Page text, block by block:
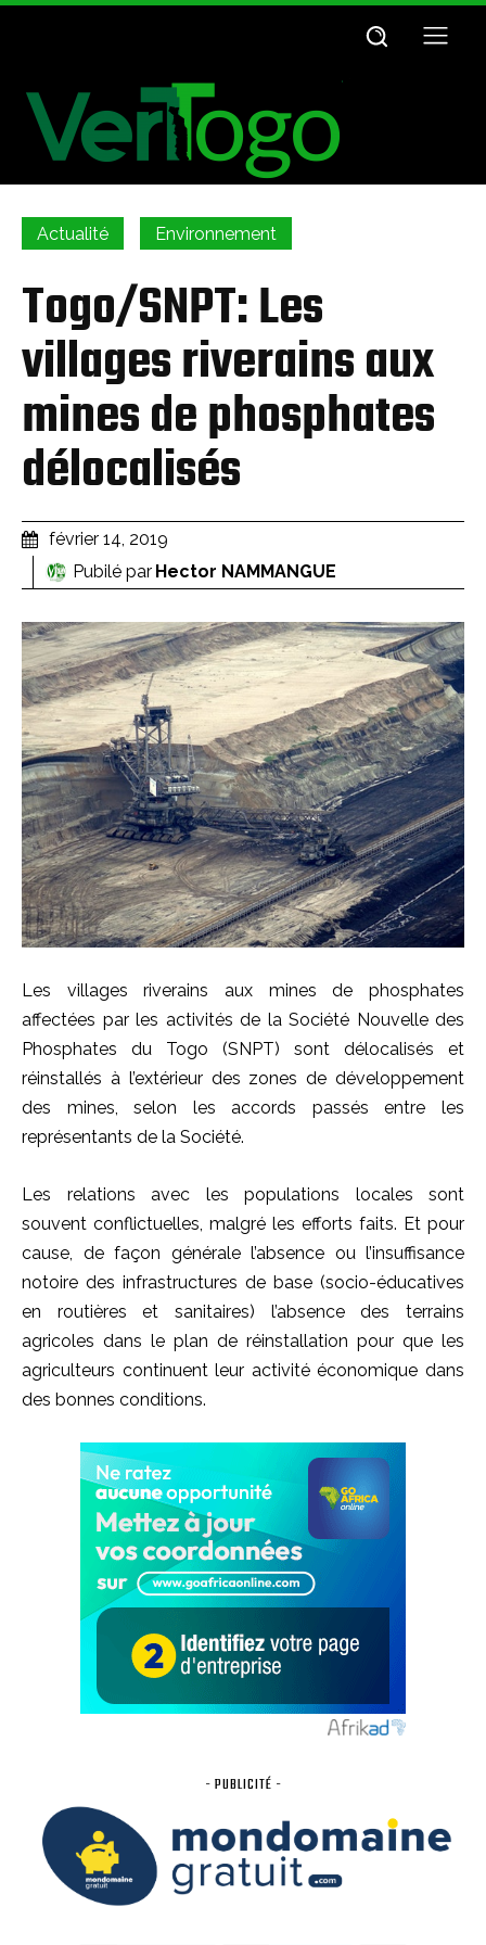
Actualité Environnement
Togo/SNPT: Les
villages riverains aux
mines de phosphates
délocalisés
février 14, 2019
Pubilé par Hector NAMMANGUE
Les villages riverains aux mines de phosphates
affectées par les activités de la Société Nouvelle des
Phosphates du Togo (SNPT) sont délocalisés et
réinstallés à l’extérieur des zones de développement
des mines, selon les accords passés entre les
représentants de la Société.
Les relations avec les populations locales sont
souvent conflictuelles, malgré les efforts faits. Et pour
cause, de façon générale l’absence ou l’insuffisance
notoire des infrastructures de base (socio-éducatives
en routières et sanitaires) l’absence des terrains
agricoles dans le plan de réinstallation pour que les
agriculteurs continuent leur activité économique dans
des bonnes conditions.
- PUBLICITÉ -